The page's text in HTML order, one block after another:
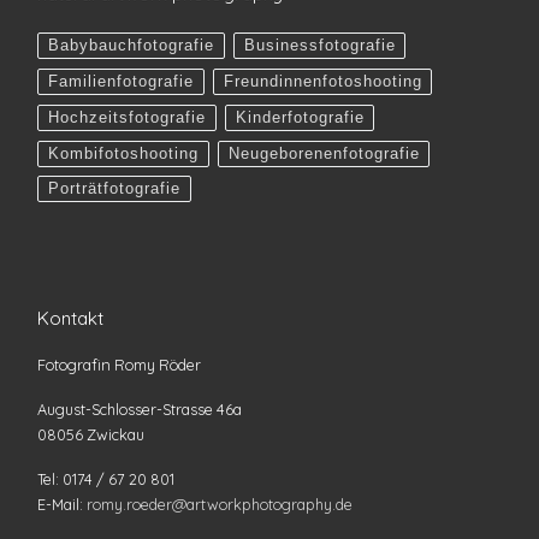
Babybauchfotografie Businessfotografie
Familienfotografie Freundinnenfotoshooting
Hochzeitsfotografie Kinderfotografie
Kombifotoshooting Neugeborenenfotografie
Porträtfotografie
Kontakt
Fotografin Romy Röder
August-Schlosser-Strasse 46a
08056 Zwickau
Tel: 0174 / 67 20 801
E-Mail: romy.roeder@artworkphotography.de